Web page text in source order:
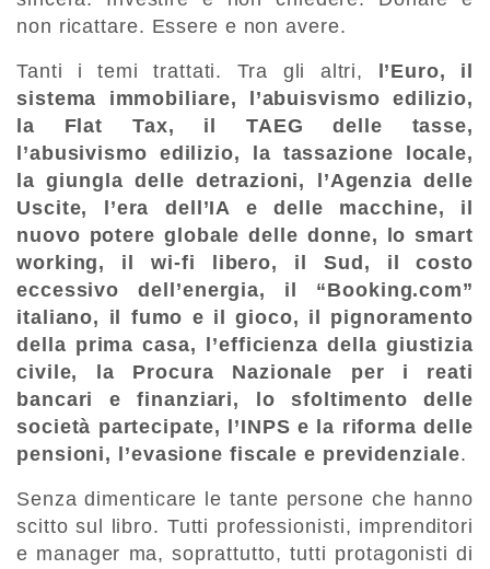
non ricattare. Essere e non avere.
Tanti i temi trattati. Tra gli altri,
l’Euro, il
sistema immobiliare, l’abuisvismo edilizio,
la Flat Tax, il TAEG delle tasse,
l’abusivismo edilizio, la tassazione locale,
la giungla delle detrazioni, l’Agenzia delle
Uscite, l’era dell’IA e delle macchine, il
nuovo potere globale delle donne, lo smart
working, il wi-fi libero, il Sud, il costo
eccessivo dell’energia, il “Booking.com”
italiano, il fumo e il gioco, il pignoramento
della prima casa, l’efficienza della giustizia
civile, la Procura Nazionale per i reati
bancari e finanziari, lo sfoltimento delle
società partecipate, l’INPS e la riforma delle
pensioni, l’evasione fiscale e previdenziale.
Senza dimenticare le tante persone che hanno
scitto sul libro. Tutti professionisti, imprenditori
e manager ma, soprattutto, tutti protagonisti di